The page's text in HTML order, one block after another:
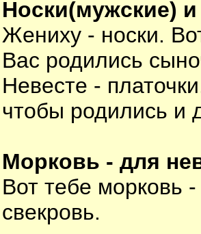
Носки(мужские)
Жениху - носки.
Вас родились
Невесте -
чтобы родились и
Морковь - для
Вот тебе морковь
свекровь.